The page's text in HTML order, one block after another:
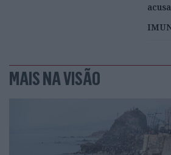
MAIS NA VISÃO